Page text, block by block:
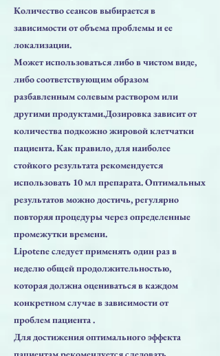
Количество сеансов выбирается в
зависимости от объема проблемы и ее
локализации.
Может использоваться либо в чистом виде,
либо соответствующим образом
разбавленным солевым раствором или
другими продуктами.Дозировка зависит от
количества подкожно жировой клетчатки
пациента. Как правило, для наиболее
стойкого результата рекомендуется
использовать 10 мл препарата. Оптимальных
результатов можно достичь, регулярно
повторяя процедуры через определенные
промежутки времени.
Lipotene следует применять один раз в
неделю общей продолжительностью,
которая должна оцениваться в каждом
конкретном случае в зависимости от
проблем пациента .
Для достижения оптимального эффекта